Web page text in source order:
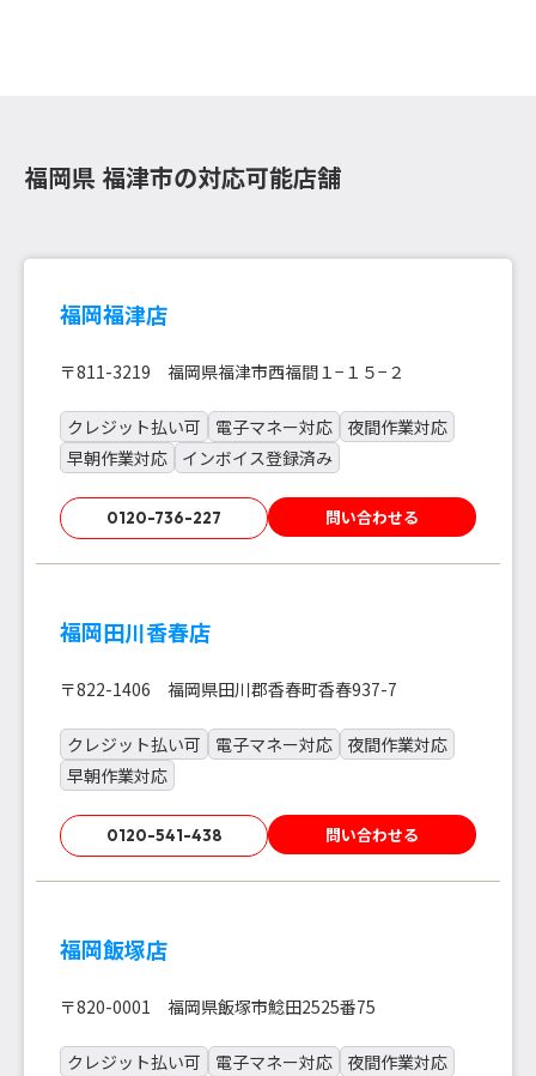
福岡県 福津市の対応可能店舗
福岡福津店
〒811-3219 福岡県福津市西福間１−１５−２
クレジット払い可 電子マネー対応
夜間作業対応
早朝作業対応
インボイス登録済み
0120-736-227 問い合わせる
福岡田川香春店
〒822-1406 福岡県田川郡香春町香春937-7
クレジット払い可 電子マネー対応
夜間作業対応
早朝作業対応
0120-541-438 問い合わせる
福岡飯塚店
〒820-0001 福岡県飯塚市鯰田2525番75
クレジット払い可 電子マネー対応
夜間作業対応